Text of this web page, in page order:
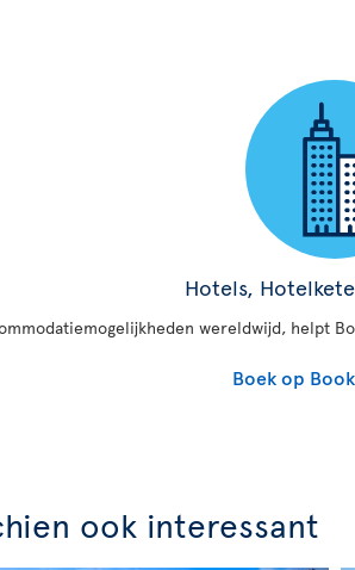
Hotels,
wereldwijd, helpt
Boek op
ook interessant